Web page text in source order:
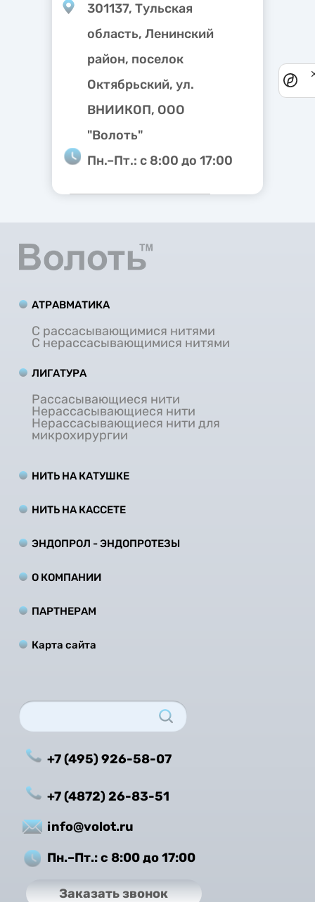
301137, Тульская
область, Ленинский
район, поселок
Октябрьский, ул.
ВНИИКОП, ООО
"Волоть"
Пн.–Пт.: с 8:00 до 17:00
АТРАВМАТИКА
С рассасывающимися нитями
С нерассасывающимися нитями
ЛИГАТУРА
Рассасывающиеся нити
Нерассасывающиеся нити
Нерассасывающиеся нити для
микрохирургии
НИТЬ НА КАТУШКЕ
НИТЬ НА КАCCЕТЕ
ЭНДОПРОЛ - ЭНДОПРОТЕЗЫ
О КОМПАНИИ
ПАРТНЕРАМ
Карта сайта
+7 (495) 926-58-07
+7 (4872) 26-83-51
info@volot.ru
Пн.–Пт.: с 8:00 до 17:00
Заказать звонок